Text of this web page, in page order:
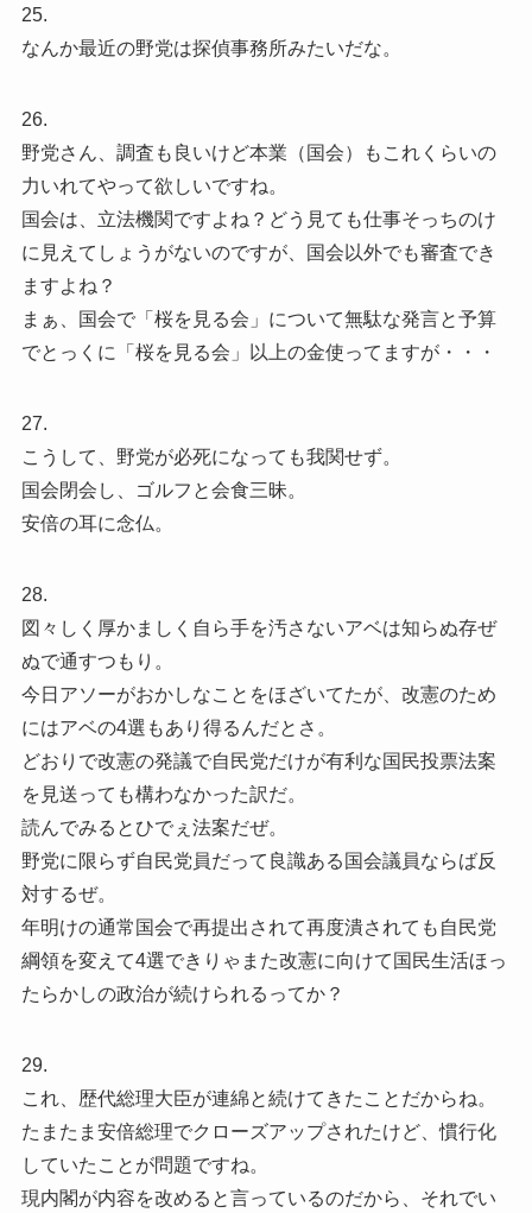
25.
なんか最近の野党は探偵事務所みたいだな。
26.
野党さん、調査も良いけど本業（国会）もこれくらいの
力いれてやって欲しいですね。
国会は、立法機関ですよね？どう見ても仕事そっちのけ
に見えてしょうがないのですが、国会以外でも審査でき
ますよね？
まぁ、国会で「桜を見る会」について無駄な発言と予算
でとっくに「桜を見る会」以上の金使ってますが・・・
27.
こうして、野党が必死になっても我関せず。
国会閉会し、ゴルフと会食三昧。
安倍の耳に念仏。
28.
図々しく厚かましく自ら手を汚さないアベは知らぬ存ぜ
ぬで通すつもり。
今日アソーがおかしなことをほざいてたが、改憲のため
にはアベの4選もあり得るんだとさ。
どおりで改憲の発議で自民党だけが有利な国民投票法案
を見送っても構わなかった訳だ。
読んでみるとひでぇ法案だぜ。
野党に限らず自民党員だって良識ある国会議員ならば反
対するぜ。
年明けの通常国会で再提出されて再度潰されても自民党
綱領を変えて4選できりゃまた改憲に向けて国民生活ほっ
たらかしの政治が続けられるってか？
29.
これ、歴代総理大臣が連綿と続けてきたことだからね。
たまたま安倍総理でクローズアップされたけど、慣行化
していたことが問題ですね。
現内閣が内容を改めると言っているのだから、それでい